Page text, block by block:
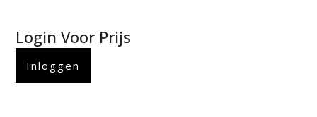
Login Voor Prijs
Inloggen